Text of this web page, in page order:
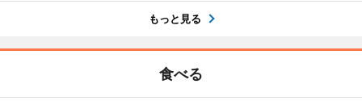
もっと見る
食べる